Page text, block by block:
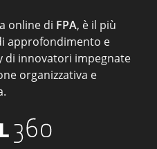
online di FPA, è il più
approfondimento e
innovatori impegnate
organizzativa e